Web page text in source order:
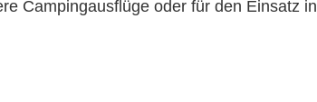
Campingausflüge oder für den Einsatz in